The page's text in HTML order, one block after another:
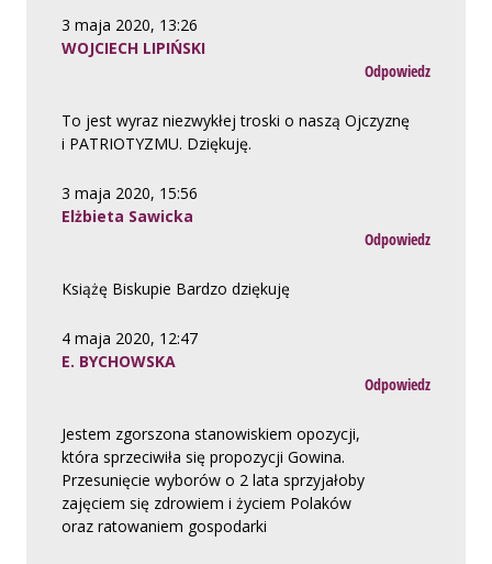
3 maja 2020, 13:26
WOJCIECH LIPIŃSKI
Odpowiedz
To jest wyraz niezwykłej troski o naszą Ojczyznę
i PATRIOTYZMU. Dziękuję.
3 maja 2020, 15:56
Elżbieta Sawicka
Odpowiedz
Książę Biskupie Bardzo dziękuję
4 maja 2020, 12:47
E. BYCHOWSKA
Odpowiedz
Jestem zgorszona stanowiskiem opozycji,
która sprzeciwiła się propozycji Gowina.
Przesunięcie wyborów o 2 lata sprzyjałoby
zajęciem się zdrowiem i życiem Polaków
oraz ratowaniem gospodarki